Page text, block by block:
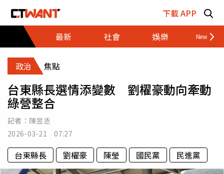
下載 APP
最新
社會 娛樂 財經
政治 焦點
台東縣長選情添變數 劉櫂豪動向牽動
綠營整合
記者： 陳昱丞
2026-03-21 07:27
台東縣長 劉櫂豪 陳瑩 國民黨 民進黨